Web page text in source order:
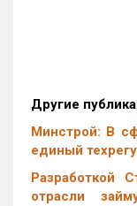
Другие
Минстрой: В
единый
Разработкой
отрасли